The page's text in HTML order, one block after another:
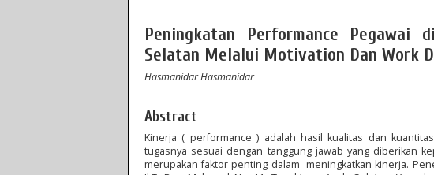
Peningkatan Performance Pegawai
Selatan Melalui Motivation Dan Work
Hasmanidar Hasmanidar
Abstract
Kinerja ( performance ) adalah hasil kualitas dan
tugasnya sesuai dengan tanggung jawab yang diberikan
merupakan faktor penting dalam meningkatkan kinerja.